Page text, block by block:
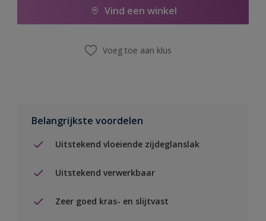
Vind een winkel
Voeg toe aan klus
Belangrijkste voordelen
Uitstekend vloeiende zijdeglanslak
Uitstekend verwerkbaar
Zeer goed kras- en slijtvast